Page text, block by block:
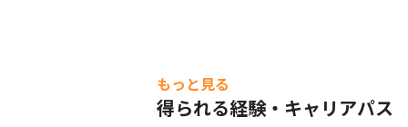
もっと見る
得られる経験・キャリアパス